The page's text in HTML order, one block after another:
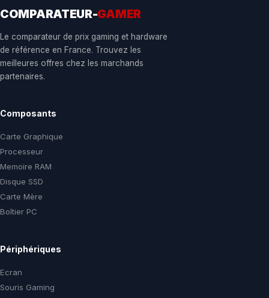
COMPARATEUR-GAMER
Le comparateur de prix gaming et hardware
de référence en France. Trouvez les
meilleures offres chez les marchands
partenaires.
Composants
Carte Graphique
Processeur
Memoire RAM
Disque SSD
Carte Mère
Boîtier PC
Périphériques
Ecran
Souris Gaming